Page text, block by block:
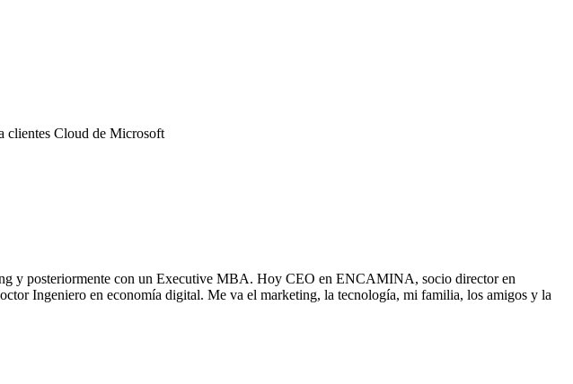
clientes Cloud de Microsoft
y posteriormente con un Executive MBA. Hoy CEO en ENCAMINA, socio director en
Ingeniero en economía digital. Me va el marketing, la tecnología, mi familia, los amigos y la